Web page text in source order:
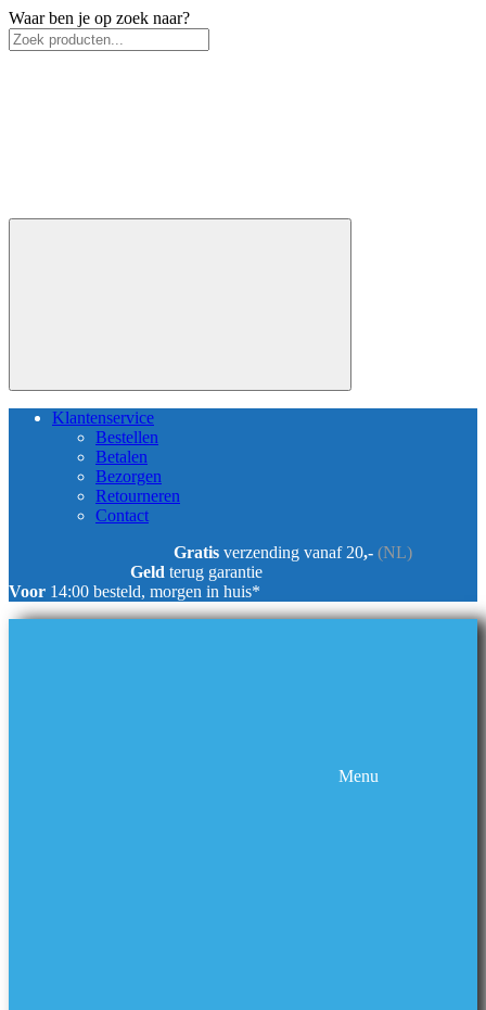
Waar ben je op zoek naar?
Klantenservice
Bestellen
Betalen
Bezorgen
Retourneren
Contact
Gratis verzending vanaf 20,- (NL)
Geld terug garantie
Voor 14:00 besteld, morgen in huis*
Menu